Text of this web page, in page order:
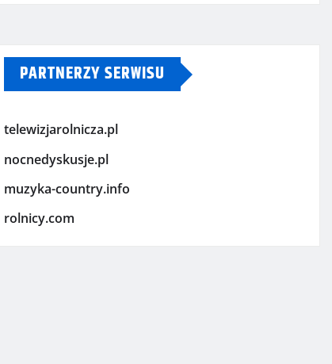
PARTNERZY SERWISU
telewizjarolnicza.pl
nocnedyskusje.pl
muzyka-country.info
rolnicy.com